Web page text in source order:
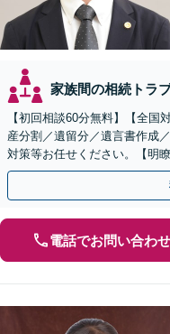
家族間の相続トラ
【初回相談60分無料】【全国
産分割／遺留分／遺言書作成
対策等お任せください。【明
話相談可】
電話でお問い合わせ